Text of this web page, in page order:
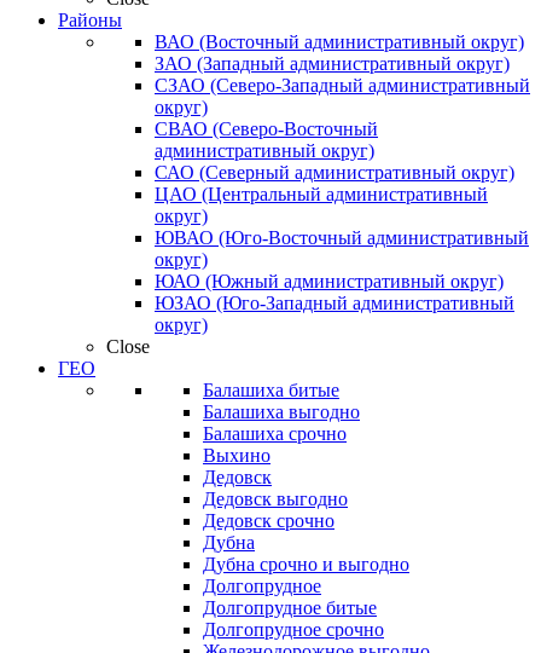
Районы
ВАО (Восточный административный округ)
ЗАО (Западный административный округ)
СЗАО (Северо-Западный административный
округ)
СВАО (Северо-Восточный
административный округ)
САО (Северный административный округ)
ЦАО (Центральный административный
округ)
ЮВАО (Юго-Восточный административный
округ)
ЮАО (Южный административный округ)
ЮЗАО (Юго-Западный административный
округ)
Close
ГЕО
Балашиха битые
Балашиха выгодно
Балашиха срочно
Выхино
Дедовск
Дедовск выгодно
Дедовск срочно
Дубна
Дубна срочно и выгодно
Долгопрудное
Долгопрудное битые
Долгопрудное срочно